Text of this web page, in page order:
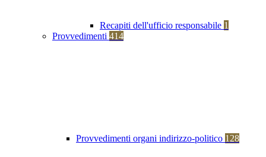
Recapiti dell'ufficio responsabile 1
Provvedimenti 414
Provvedimenti organi indirizzo-politico 128